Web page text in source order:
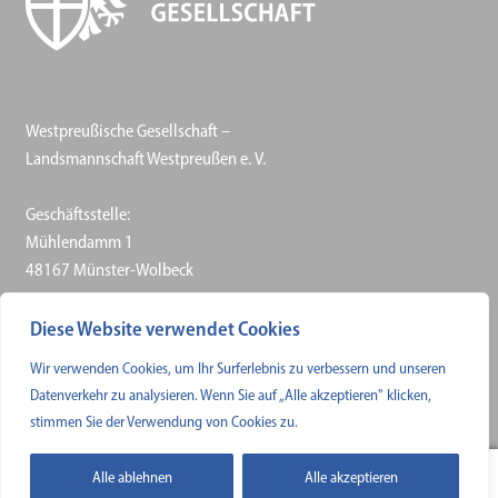
Diese Website verwendet Cookies
Wir verwenden Cookies, um Ihr Surferlebnis zu verbessern und unseren
Datenverkehr zu analysieren. Wenn Sie auf „Alle akzeptieren" klicken,
stimmen Sie der Verwendung von Cookies zu.
Alle ablehnen Alle akzeptieren
Westpreußische Gesellschaft –
Landsmannschaft Westpreußen e. V.
Geschäftsstelle:
Mühlendamm 1
48167 Münster-Wolbeck
Telefon: 0 25 06 / 30 57–50
E-Mail